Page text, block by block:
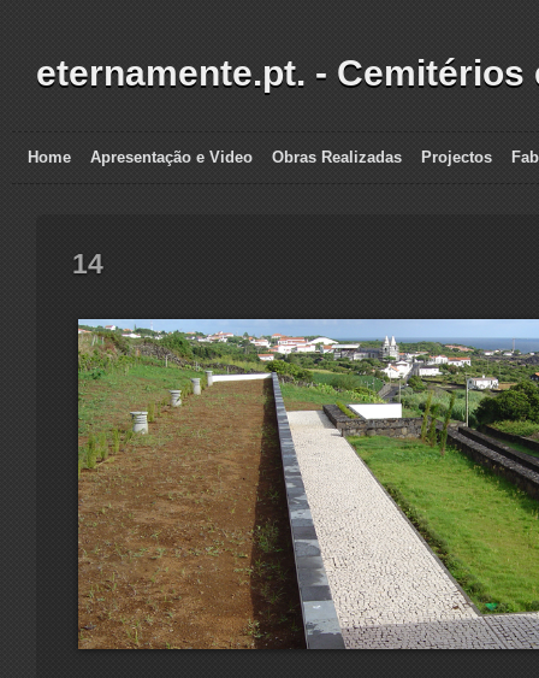
eternamente.pt. - Cemitérios
Home Apresentação e Video Obras Realizadas Projectos
14